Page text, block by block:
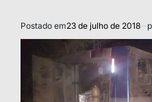
Postado em23 de julho de 2018